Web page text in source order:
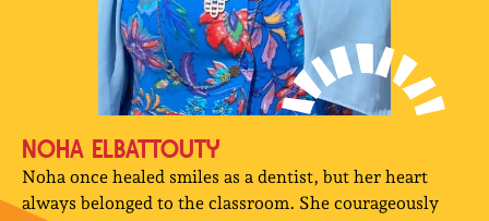
NOHA ELBATTOUTY
Noha once healed smiles as a dentist, but her heart
always belonged to the classroom. She courageously